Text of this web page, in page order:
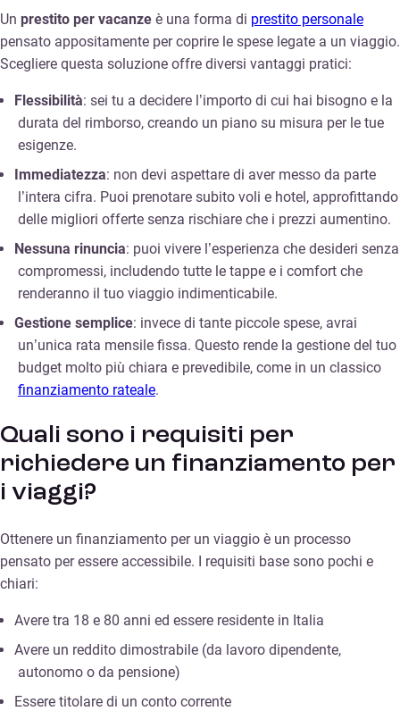
Un prestito per vacanze è una forma di prestito personale
pensato appositamente per coprire le spese legate a un viaggio.
Scegliere questa soluzione offre diversi vantaggi pratici:
Flessibilità: sei tu a decidere l’importo di cui hai bisogno e la
durata del rimborso, creando un piano su misura per le tue
esigenze.
Immediatezza: non devi aspettare di aver messo da parte
l’intera cifra. Puoi prenotare subito voli e hotel, approfittando
delle migliori offerte senza rischiare che i prezzi aumentino.
Nessuna rinuncia: puoi vivere l’esperienza che desideri senza
compromessi, includendo tutte le tappe e i comfort che
renderanno il tuo viaggio indimenticabile.
Gestione semplice: invece di tante piccole spese, avrai
un’unica rata mensile fissa. Questo rende la gestione del tuo
budget molto più chiara e prevedibile, come in un classico
finanziamento rateale.
Quali sono i requisiti per
richiedere un finanziamento per
i viaggi?
Ottenere un finanziamento per un viaggio è un processo
pensato per essere accessibile. I requisiti base sono pochi e
chiari:
Avere tra 18 e 80 anni ed essere residente in Italia
Avere un reddito dimostrabile (da lavoro dipendente,
autonomo o da pensione)
Essere titolare di un conto corrente